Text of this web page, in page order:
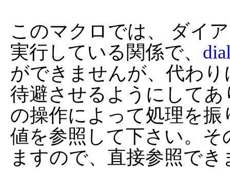
このマクロでは、 ダイ
実行している関係で、
ができませんが、代わり
待避させるようにして
の操作によって処理を
値を参照して下さい。
ますので、直接参照でき